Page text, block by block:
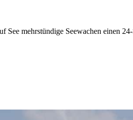
mehrstündige Seewachen einen